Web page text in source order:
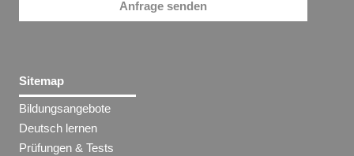
Anfrage senden
Sitemap
Bildungsangebote
Deutsch lernen
Prüfungen & Tests